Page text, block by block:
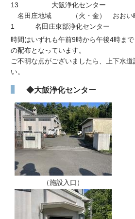
13 大飯浄化センター
名田庄地域 （火・金） おおい町
1 名田庄東部浄化センター
時間はいずれも午前9時から午後4時まで
の配布となっています。
ご不明な点がございましたら、上下水道
い。
◆大飯浄化センター
（施設入口）